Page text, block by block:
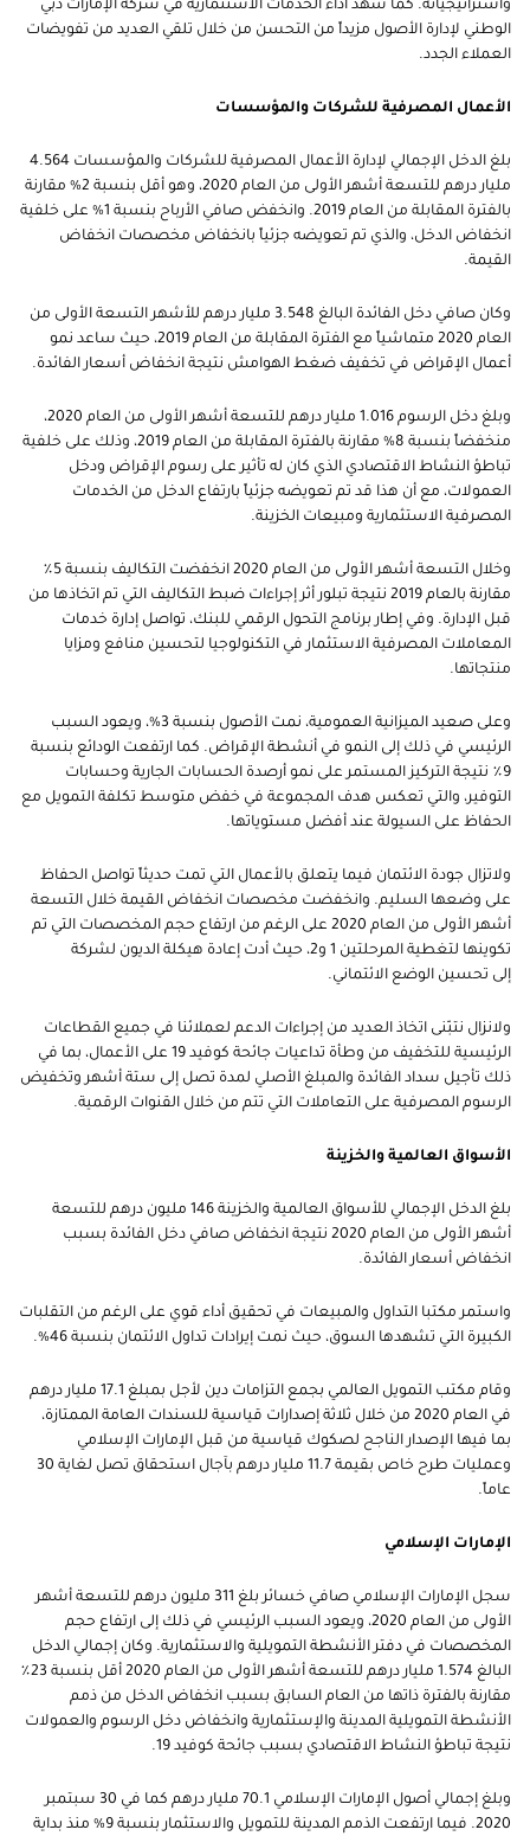
واستراتيجياته. كما شهد أداء الخدمات الاستثمارية في شركة الإمارات دبي
الوطني لإدارة الأصول مزيداً من التحسن من خلال تلقي العديد من تفويضات
العملاء الجدد.
الأعمال المصرفية للشركات والمؤسسات
بلغ الدخل الإجمالي لإدارة الأعمال المصرفية للشركات والمؤسسات 4.564
مليار درهم للتسعة أشهر الأولى من العام 2020، وهو أقل بنسبة 2% مقارنة
بالفترة المقابلة من العام 2019. وانخفض صافي الأرباح بنسبة 1% على خلفية
انخفاض الدخل، والذي تم تعويضه جزئياً بانخفاض مخصصات انخفاض
القيمة.
وكان صافي دخل الفائدة البالغ 3.548 مليار درهم للأشهر التسعة الأولى من
العام 2020 متماشياً مع الفترة المقابلة من العام 2019، حيث ساعد نمو
أعمال الإقراض في تخفيف ضغط الهوامش نتيجة انخفاض أسعار الفائدة.
وبلغ دخل الرسوم 1.016 مليار درهم للتسعة أشهر الأولى من العام 2020،
منخفضاً بنسبة 8% مقارنة بالفترة المقابلة من العام 2019، وذلك على خلفية
تباطؤ النشاط الاقتصادي الذي كان له تأثير على رسوم الإقراض ودخل
العمولات، مع أن هذا قد تم تعويضه جزئياً بارتفاع الدخل من الخدمات
المصرفية الاستثمارية ومبيعات الخزينة.
وخلال التسعة أشهر الأولى من العام 2020 انخفضت التكاليف بنسبة 5٪
مقارنة بالعام 2019 نتيجة تبلور أثر إجراءات ضبط التكاليف التي تم اتخاذها من
قبل الإدارة. وفي إطار برنامج التحول الرقمي للبنك، تواصل إدارة خدمات
المعاملات المصرفية الاستثمار في التكنولوجيا لتحسين منافع ومزايا
منتجاتها.
وعلى صعيد الميزانية العمومية، نمت الأصول بنسبة 3%، ويعود السبب
الرئيسي في ذلك إلى النمو في أنشطة الإقراض. كما ارتفعت الودائع بنسبة
9٪ نتيجة التركيز المستمر على نمو أرصدة الحسابات الجارية وحسابات
التوفير، والتي تعكس هدف المجموعة في خفض متوسط تكلفة التمويل مع
الحفاظ على السيولة عند أفضل مستوياتها.
ولاتزال جودة الائتمان فيما يتعلق بالأعمال التي تمت حديثاً تواصل الحفاظ
على وضعها السليم. وانخفضت مخصصات انخفاض القيمة خلال التسعة
أشهر الأولى من العام 2020 على الرغم من ارتفاع حجم المخصصات التي تم
تكوينها لتغطية المرحلتين 1 و2، حيث أدت إعادة هيكلة الديون لشركة
إلى تحسين الوضع الائتماني.
ولانزال نتبّنى اتخاذ العديد من إجراءات الدعم لعملائنا في جميع القطاعات
الرئيسية للتخفيف من وطأة تداعيات جائحة كوفيد 19 على الأعمال، بما في
ذلك تأجيل سداد الفائدة والمبلغ الأصلي لمدة تصل إلى ستة أشهر وتخفيض
الرسوم المصرفية على التعاملات التي تتم من خلال القنوات الرقمية.
الأسواق العالمية والخزينة
بلغ الدخل الإجمالي للأسواق العالمية والخزينة 146 مليون درهم للتسعة
أشهر الأولى من العام 2020 نتيجة انخفاض صافي دخل الفائدة بسبب
انخفاض أسعار الفائدة.
واستمر مكتبا التداول والمبيعات في تحقيق أداء قوي على الرغم من التقلبات
الكبيرة التي تشهدها السوق، حيث نمت إيرادات تداول الائتمان بنسبة 46%.
وقام مكتب التمويل العالمي بجمع التزامات دين لأجل بمبلغ 17.1 مليار درهم
في العام 2020 من خلال ثلاثة إصدارات قياسية للسندات العامة الممتازة،
بما فيها الإصدار الناجح لصكوك قياسية من قبل الإمارات الإسلامي
وعمليات طرح خاص بقيمة 11.7 مليار درهم بآجال استحقاق تصل لغاية 30
عاماً.
الإمارات الإسلامي
سجل الإمارات الإسلامي صافي خسائر بلغ 311 مليون درهم للتسعة أشهر
الأولى من العام 2020، ويعود السبب الرئيسي في ذلك إلى ارتفاع حجم
المخصصات في دفتر الأنشطة التمويلية والاستثمارية. وكان إجمالي الدخل
البالغ 1.574 مليار درهم للتسعة أشهر الأولى من العام 2020 أقل بنسبة 23٪
مقارنة بالفترة ذاتها من العام السابق بسبب انخفاض الدخل من ذمم
الأنشطة التمويلية المدينة والإستثمارية وانخفاض دخل الرسوم والعمولات
نتيجة تباطؤ النشاط الاقتصادي بسبب جائحة كوفيد 19.
وبلغ إجمالي أصول الإمارات الإسلامي 70.1 مليار درهم كما في 30 سبتمبر
2020. فيما ارتفعت الذمم المدينة للتمويل والاستثمار بنسبة 9% منذ بداية